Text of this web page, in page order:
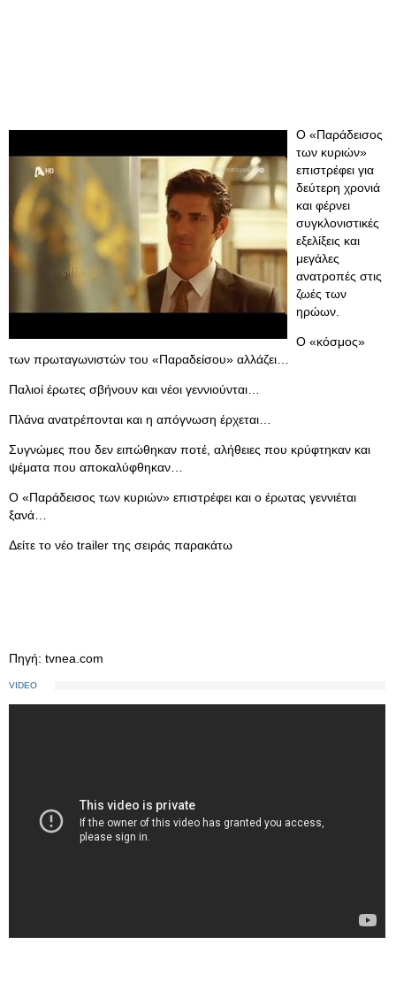
Ο «Παράδεισος
των κυριών»
επιστρέφει για
δεύτερη χρονιά
και φέρνει
συγκλονιστικές
εξελίξεις και
μεγάλες
ανατροπές στις
ζωές των
ηρώων.
Ο «κόσμος»
των πρωταγωνιστών του «Παραδείσου» αλλάζει…
Παλιοί έρωτες σβήνουν και νέοι γεννιούνται…
Πλάνα ανατρέπονται και η απόγνωση έρχεται…
Συγνώμες που δεν ειπώθηκαν ποτέ, αλήθειες που κρύφτηκαν και
ψέματα που αποκαλύφθηκαν…
Ο «Παράδεισος των κυριών» επιστρέφει και ο έρωτας γεννιέται
ξανά…
Δείτε το νέο trailer της σειράς παρακάτω
Πηγή: tvnea.com
VIDEO